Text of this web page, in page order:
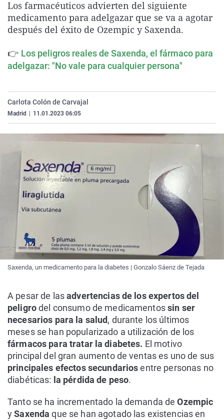
La rosa de los vientos
Gente viajera
Caso
Retornados
Operación Viuda
Extremadura
Galicia
Navarra
Virales
Televisión
Los farmacéuticos advierten del siguiente
medicamento para adelgazar que se va a agotar
después del éxito de Ozempic y Saxenda.
👉 Los peligros reales de Saxenda, el fármaco para
adelgazar: "No vale para cualquier persona"
Carlota Colón de Carvajal
Madrid 11.01.2023 06:05
Saxenda, un medicamento para la diabetes | Gonzalo Sáenz de Tejada
A pesar de lasadvertencias de los expertos del
peligrodel consumo de medicamentossin ser
necesarios para la salud, durante los últimos
meses se han popularizado a utilización de los
fármacos para tratar la diabetes. El motivo
principal del gran aumento de ventas es uno de sus
principales efectos secundariosentre personas no
diabéticas: la pérdida de peso.
Tanto se ha incrementado la demanda deOzempic
ySaxendaque se han agotado las existencias en